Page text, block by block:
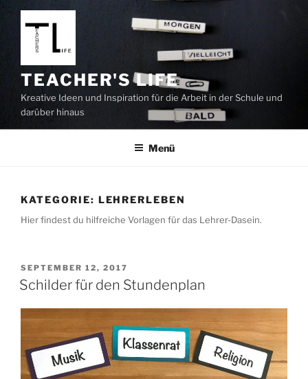
Zum
Inhalt
springen
TEACHER'S LIFE
Kreative Ideen und Inspiration für die Arbeit in der Schule und
darüber hinaus
Menü
KATEGORIE: LEHRERLEBEN
Hier findest du hilfreiche Vorlagen für das Lehrer-Dasein.
VERÖFFENTLICHT
AM
SEPTEMBER 12, 2017
Schilder für den Stundenplan